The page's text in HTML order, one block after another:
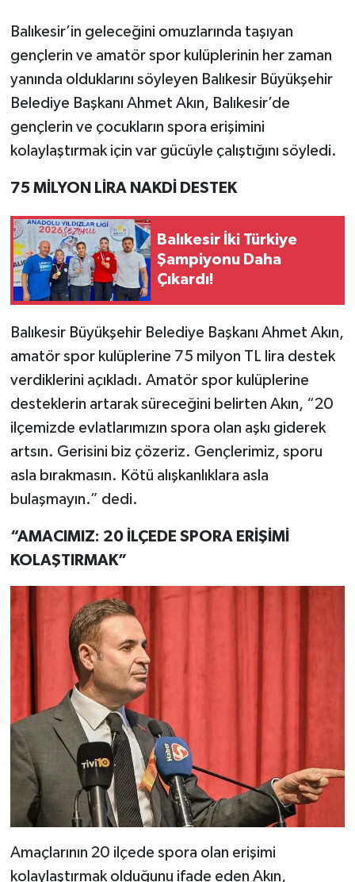
Balıkesir’in geleceğini omuzlarında taşıyan
gençlerin ve amatör spor kulüplerinin her zaman
yanında olduklarını söyleyen Balıkesir Büyükşehir
Belediye Başkanı Ahmet Akın, Balıkesir’de
gençlerin ve çocukların spora erişimini
kolaylaştırmak için var gücüyle çalıştığını söyledi.
75 MİLYON LİRA NAKDİ DESTEK
Balıkesir İki Türkiye
Şampiyonu Daha
Çıkardı!
Balıkesir Büyükşehir Belediye Başkanı Ahmet Akın,
amatör spor kulüplerine 75 milyon TL lira destek
verdiklerini açıkladı. Amatör spor kulüplerine
desteklerin artarak süreceğini belirten Akın, “20
ilçemizde evlatlarımızın spora olan aşkı giderek
artsın. Gerisini biz çözeriz. Gençlerimiz, sporu
asla bırakmasın. Kötü alışkanlıklara asla
bulaşmayın.” dedi.
“AMACIMIZ: 20 İLÇEDE SPORA ERİŞİMİ
KOLAŞTIRMAK”
Amaçlarının 20 ilçede spora olan erişimi
kolaylaştırmak olduğunu ifade eden Akın,